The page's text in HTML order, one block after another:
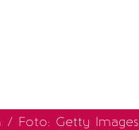
/ Foto: Getty Images